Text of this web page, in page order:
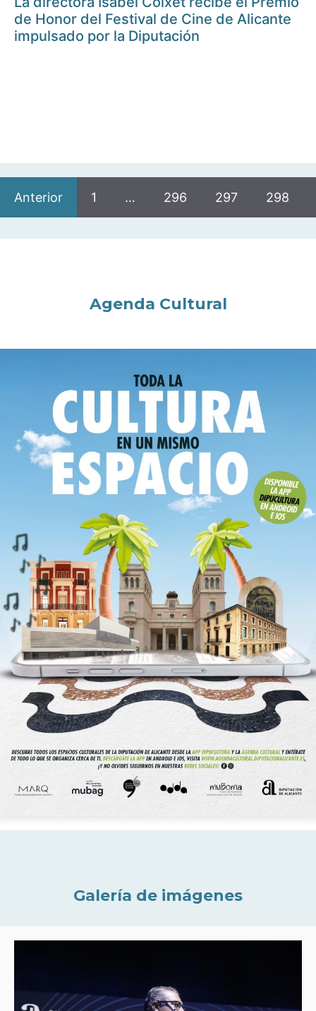
de Honor del Festival de Cine de Alicante
impulsado por la Diputación
Anterior 1 … 296 297 298
Agenda Cultural
Galería de imágenes